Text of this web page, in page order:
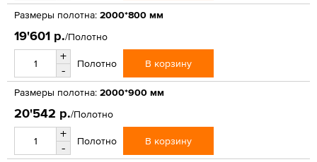
Размеры полотна: 2000*800 мм
19'601 р./Полотно
+
-
Полотно В корзину
Размеры полотна: 2000*900 мм
20'542 р./Полотно
+
-
Полотно В корзину